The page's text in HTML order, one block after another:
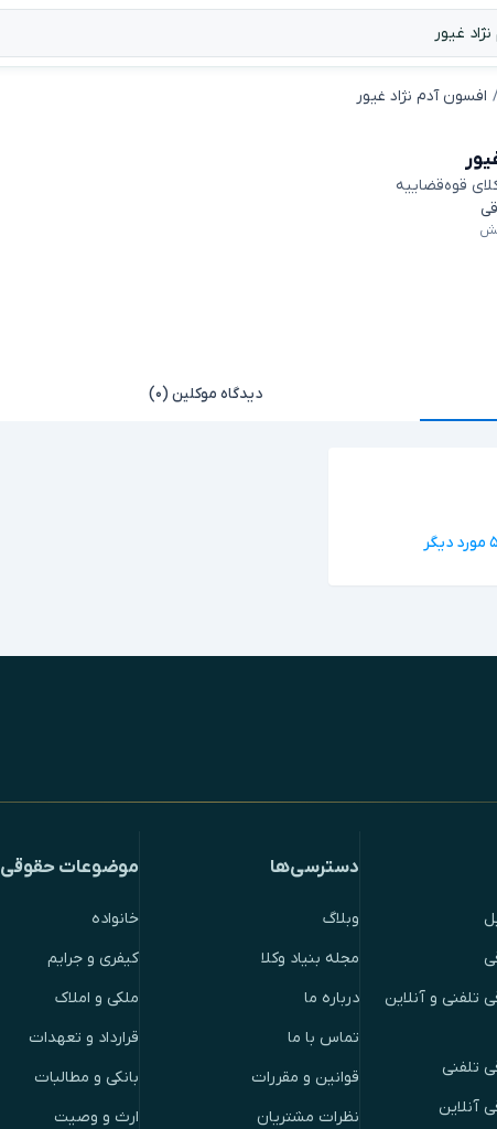
افسون آدم نژاد غیور
قوه‌قضاییه
دیدگاه موکلین (۰)
تلفنی و آنلاین
تلفنی
آنلاین
دسترسی‌ها
وبلاگ
مجله بنیاد وکلا
درباره ما
تماس با ما
قوانین و مقررات
نظرات مشتریان
موضوعات حقوقی
خانواده
کیفری و جرایم
ملکی و املاک
قرارداد و تعهدات
بانکی و مطالبات
ارث و وصیت